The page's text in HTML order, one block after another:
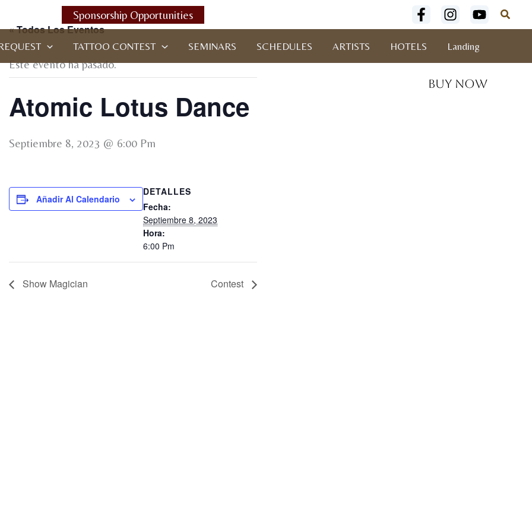
Sponsorship Opportunities Buscar
TATTOO CONTEST SEMINARS SCHEDULES ARTISTS HOTELS Landing
Buy Now
« Todos Los Eventos
Este evento ha pasado.
Atomic Lotus Dance
Septiembre 8, 2023 @ 6:00 Pm
Añadir Al Calendario
DETALLES
Fecha:
Septiembre 8, 2023
Hora:
6:00 Pm
Show Magician Contest